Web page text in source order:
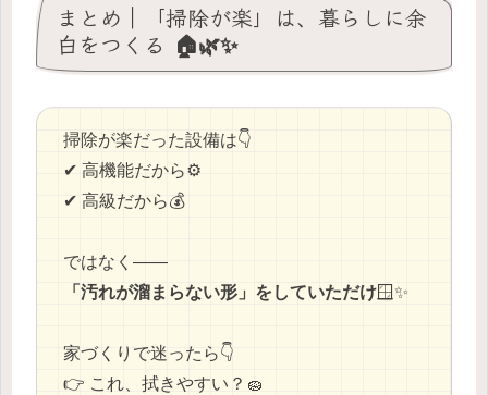
まとめ｜「掃除が楽」は、暮らしに余
白をつくる 🏠🌿✨
掃除が楽だった設備は👇
✔ 高機能だから⚙️
✔ 高級だから💰
ではなく——
「汚れが溜まらない形」をしていただけ🪟✨
家づくりで迷ったら👇
👉 これ、拭きやすい？🧽